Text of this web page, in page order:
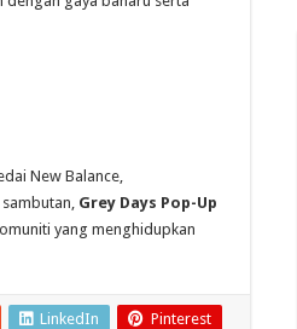
New Balance,
Grey Days Pop-Up
yang menghidupkan
LinkedIn Pinterest